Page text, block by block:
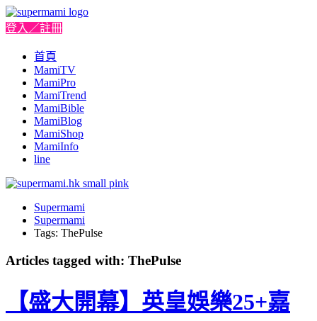
登入／註冊
首頁
MamiTV
MamiPro
MamiTrend
MamiBible
MamiBlog
MamiShop
MamiInfo
line
Supermami
Supermami
Tags: ThePulse
Articles tagged with: ThePulse
【盛大開幕】英皇娛樂25+嘉